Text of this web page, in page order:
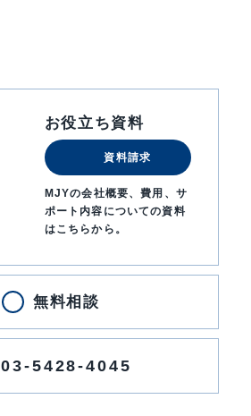
お役立ち資料
資料請求
MJYの会社概要、費用、サ
ポート内容についての資料
はこちらから。
無料相談
03-5428-4045